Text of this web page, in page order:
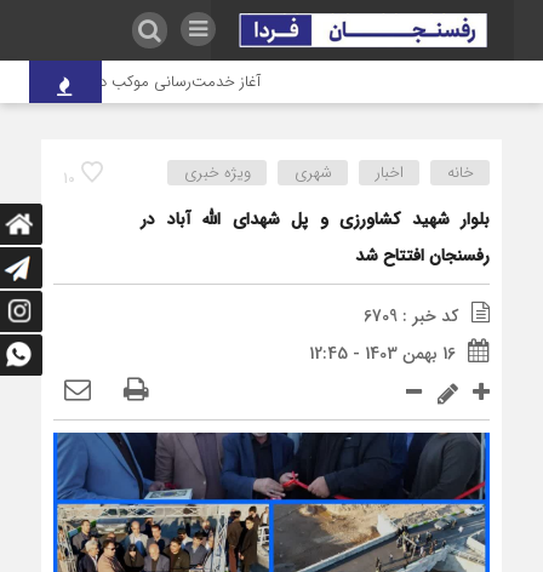
آغاز خدمت‌رسانی موکب درمانی شهدای
10 خانه اخبار شهری ویژه خبری
بلوار شهید کشاورزی و پل شهدای الله آباد در
رفسنجان افتتاح شد
کد خبر : 6709
16 بهمن 1403 - 12:45